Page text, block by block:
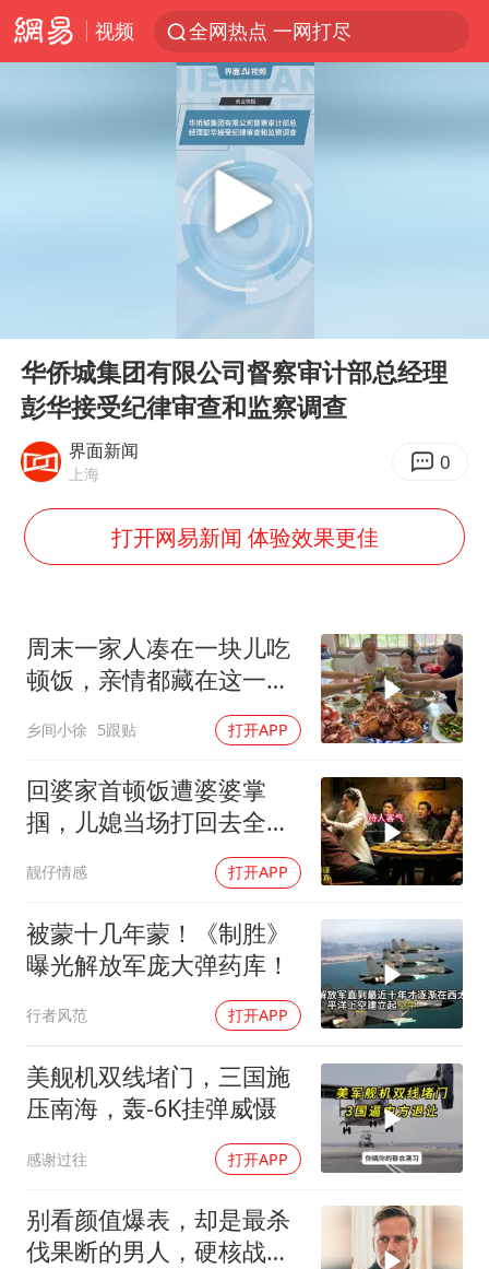
视频 全网热点 一网打尽
Play
华侨城集团有限公司督察审计部总经理
彭华接受纪律审查和监察调查
界面新闻
上海 0
打开网易新闻 体验效果更佳
周末一家人凑在一块儿吃
顿饭，亲情都藏在这一饭
乡间小徐 5跟贴 打开APP
回婆家首顿饭遭婆婆掌
掴，儿媳当场打回去全家
靓仔情感 打开APP
被蒙十几年蒙！《制胜》
曝光解放军庞大弹药库！
行者风范 打开APP
美舰机双线堵门，三国施
压南海，轰-6K挂弹威慑
感谢过往 打开APP
别看颜值爆表，却是最杀
伐果断的男人，硬核战术